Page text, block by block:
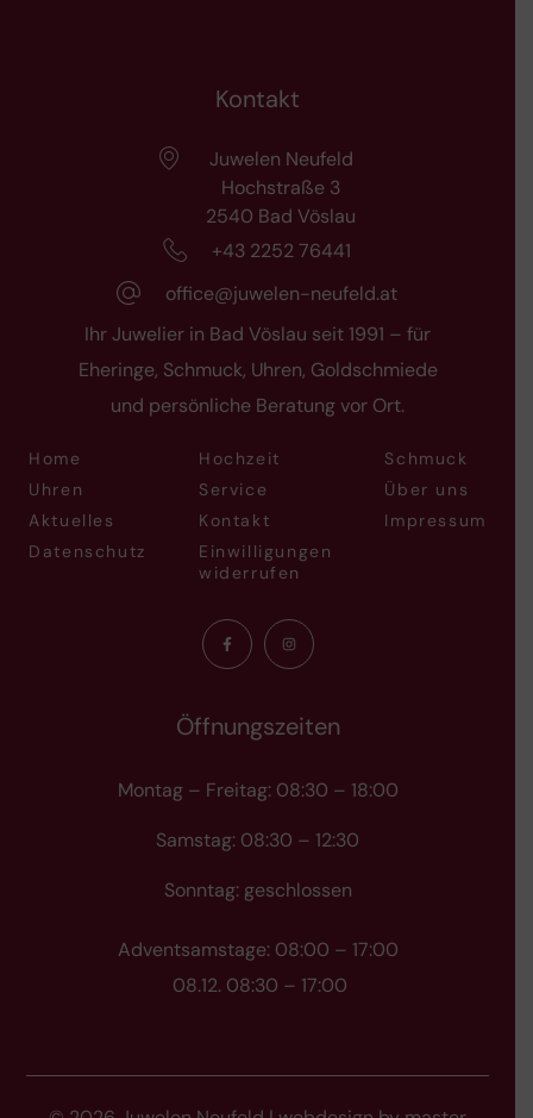
Kontakt
Juwelen Neufeld
Hochstraße 3
2540 Bad Vöslau
+43 2252 76441
office@juwelen-neufeld.at
Ihr Juwelier in Bad Vöslau seit 1991 – für
Eheringe, Schmuck, Uhren, Goldschmiede
und persönliche Beratung vor Ort.
Home Hochzeit
Schmuck
Uhren
Service
Über uns
Aktuelles
Kontakt
Impressum
Datenschutz
Einwilligungen
widerrufen
Öffnungszeiten
Montag – Freitag: 08:30 – 18:00
Samstag: 08:30 – 12:30
Sonntag: geschlossen
Adventsamstage: 08:00 – 17:00
08.12. 08:30 – 17:00